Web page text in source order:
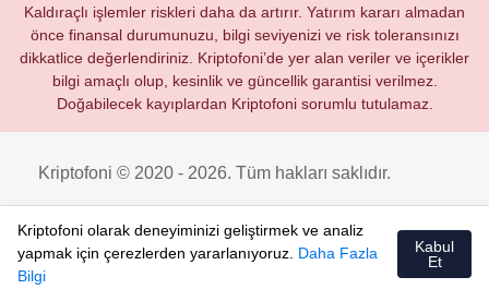
Kaldıraçlı işlemler riskleri daha da artırır. Yatırım kararı almadan
önce finansal durumunuzu, bilgi seviyenizi ve risk toleransınızı
dikkatlice değerlendiriniz. Kriptofoni’de yer alan veriler ve içerikler
bilgi amaçlı olup, kesinlik ve güncellik garantisi verilmez.
Doğabilecek kayıplardan Kriptofoni sorumlu tutulamaz.
Kriptofoni © 2020 - 2026. Tüm hakları saklıdır.
Kriptofoni olarak deneyiminizi geliştirmek ve analiz
yapmak için çerezlerden yararlanıyoruz. Daha Fazla
Bilgi
Kabul
Et